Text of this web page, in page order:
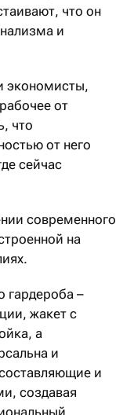
что он
и
экономисты,
от
что
от него
сейчас
современного
на
гардероба –
жакет с
а
и
и
создавая